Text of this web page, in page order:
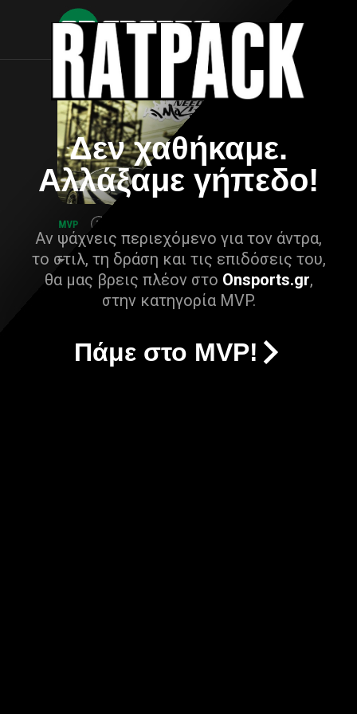
Δεν χαθήκαμε.
Αλλάξαμε γήπεδο!
Αν ψάχνεις περιεχόμενο για τον άντρα,
το στιλ, τη δράση και τις επιδόσεις του,
θα μας βρεις πλέον στο Onsports.gr,
στην κατηγορία MVP.
Πάμε στο MVP!